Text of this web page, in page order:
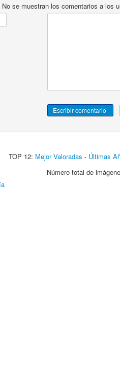
No se muestran los comentarios a los
TOP 12: Mejor Valoradas - Últimas
Número total de